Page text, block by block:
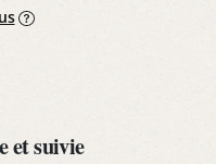
et suivie